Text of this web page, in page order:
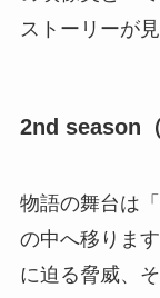
ストーリーが
2nd season
物語の舞台は
の中へ移りま
に迫る脅威、